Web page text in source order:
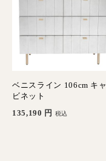
ベニスライン 106cm キャ
ビネット
135,190 円 税込